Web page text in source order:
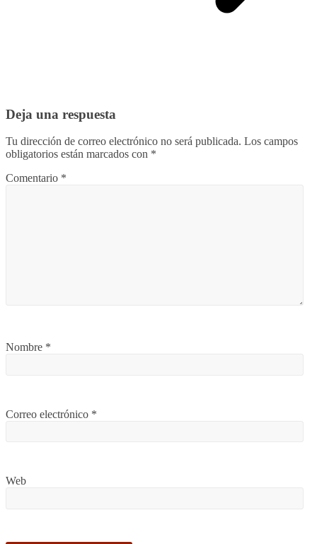
Deja una respuesta
Tu dirección de correo electrónico no será publicada. Los campos
obligatorios están marcados con *
Comentario *
Nombre *
Correo electrónico *
Web